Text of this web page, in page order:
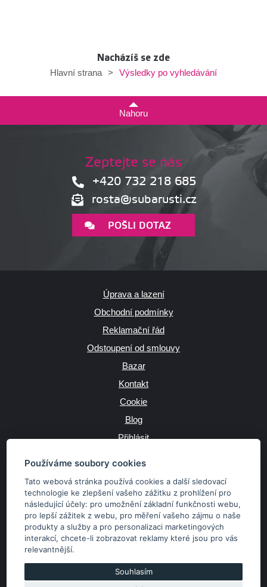
Používáme soubory cookies
Tato webová stránka používá cookies a další sledovací
technologie ke zlepšení vašeho zážitku z prohlížení pro
následující účely: pro umožnění základní funkčnosti webu,
pro lepší zážitek z webu, pro měření vašeho zájmu o naše
produkty a služby a pro personalizaci marketingových
interakcí,chcete-li zobrazovat reklamy které jsou pro vás
relevantnější.
Souhlasím
Nacházíš se zde
Hlavní strana > Výsledky po vyhledávání
Nahoru
Zeptejte se nás
+420 732 218 685
rosta@subarusti.cz
POŠLI DOTAZ
Úprava a lazení
Obchodní podmínky
Reklamační řád
Odstoupení od smlouvy
Bazar
Kontakt
Cookie
Blog
Přihlásit
JAZYK
Kč €